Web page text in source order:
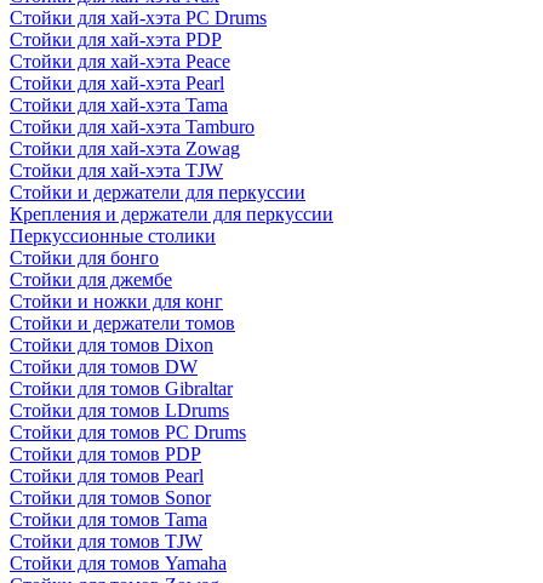
Стойки для хай-хэта PC Drums
Стойки для хай-хэта PDP
Стойки для хай-хэта Peace
Стойки для хай-хэта Pearl
Стойки для хай-хэта Tama
Стойки для хай-хэта Tamburo
Стойки для хай-хэта Zowag
Стойки для хай-хэта TJW
Стойки и держатели для перкуссии
Крепления и держатели для перкуссии
Перкуссионные столики
Стойки для бонго
Стойки для джембе
Стойки и ножки для конг
Стойки и держатели томов
Стойки для томов Dixon
Стойки для томов DW
Стойки для томов Gibraltar
Стойки для томов LDrums
Стойки для томов PC Drums
Стойки для томов PDP
Стойки для томов Pearl
Стойки для томов Sonor
Стойки для томов Tama
Стойки для томов TJW
Стойки для томов Yamaha